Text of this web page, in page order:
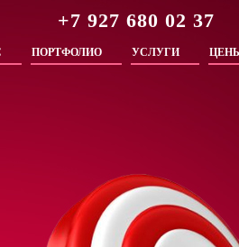
+7 927 680 02 37
ПОРТФОЛИО УСЛУГИ